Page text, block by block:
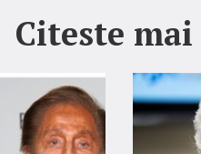
Citeste